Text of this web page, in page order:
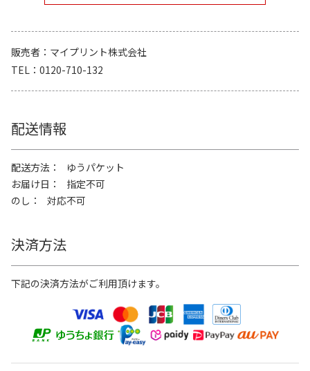
販売者
マイプリント株式会社
TEL
0120-710-132
配送情報
配送方法
ゆうパケット
お届け日
指定不可
のし
対応不可
決済方法
下記の決済方法がご利用頂けます。